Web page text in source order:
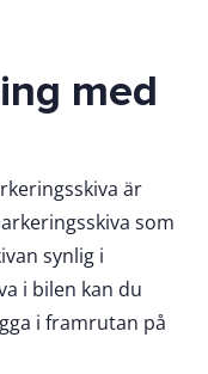
med
är
som
synlig i
i bilen kan du
i framrutan på